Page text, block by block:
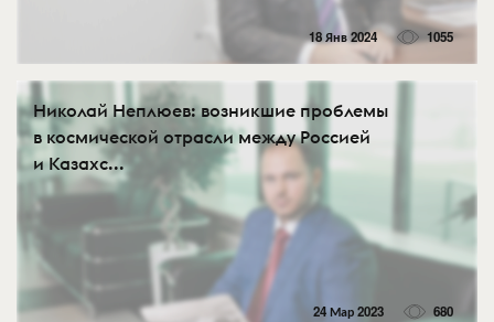
18 Янв 2024 1055
Николай Неплюев: возникшие проблемы
в космической отрасли между Россией
и Казахс...
24 Мар 2023 680